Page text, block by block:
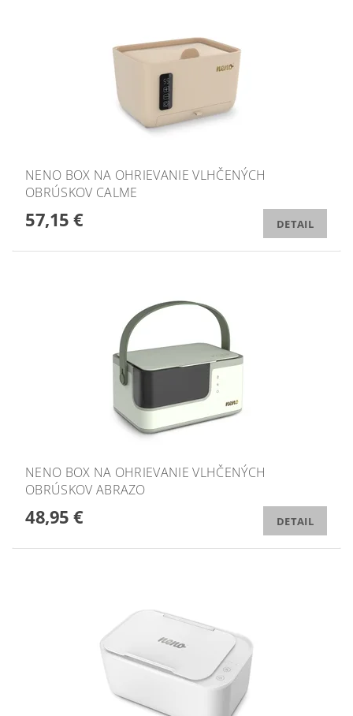
NENO BOX NA OHRIEVANIE VLHČENÝCH
OBRÚSKOV CALME
57,15 € DETAIL
NENO BOX NA OHRIEVANIE VLHČENÝCH
OBRÚSKOV ABRAZO
48,95 € DETAIL